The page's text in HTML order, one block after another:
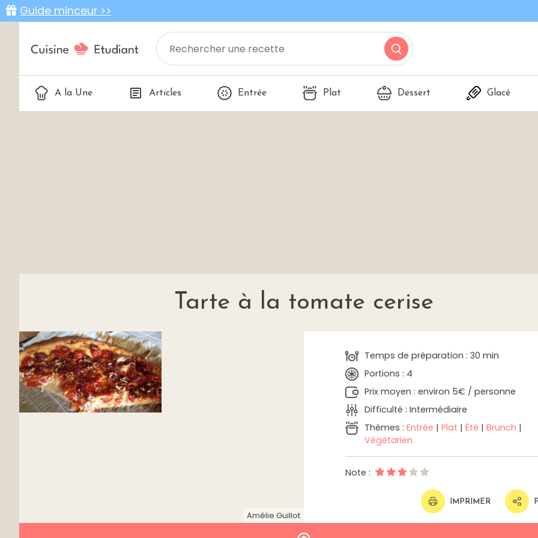
Guide minceur >>
A la Une Articles Entrée Plat Dessert Glacé
Tarte à la tomate cerise
Amélie Guillot
Temps de préparation : 30 min
Portions : 4
Prix moyen : environ 5€ / personne
Difficulté : Intermédiaire
Thèmes :Entrée |Plat |Été |Brunch |
Végétarien
Note :
IMPRIMER